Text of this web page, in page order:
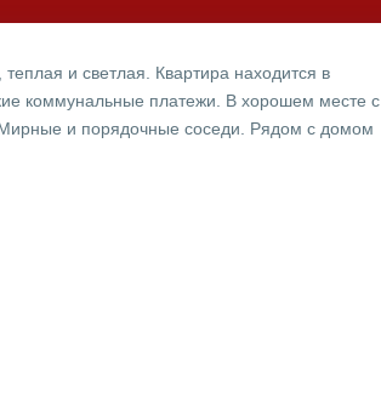
и светлая. Квартира находится в
коммунальные платежи. В хорошем месте с
и порядочные соседи. Рядом с домом